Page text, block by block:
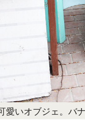
愛いオブジェ。バ